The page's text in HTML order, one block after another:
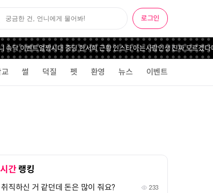
로그인
이벤트얼짱시대 중딩 한서희 근황 인스타 아는사람인생 진짜 모르겠다다이
썰 덕질 펫 환영 뉴스 이벤트
간 랭킹
취직하신 거 같던데 돈은 많이 줘요? 233